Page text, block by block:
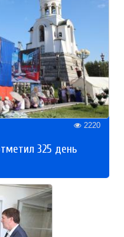
2220
325 день